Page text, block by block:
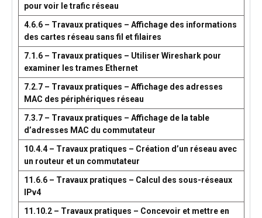
pour voir le trafic réseau
4.6.6 – Travaux pratiques – Affichage des informations
des cartes réseau sans fil et filaires
7.1.6 – Travaux pratiques – Utiliser Wireshark pour
examiner les trames Ethernet
7.2.7 – Travaux pratiques – Affichage des adresses
MAC des périphériques réseau
7.3.7 – Travaux pratiques – Affichage de la table
d’adresses MAC du commutateur
10.4.4 – Travaux pratiques – Création d’un réseau avec
un routeur et un commutateur
11.6.6 – Travaux pratiques – Calcul des sous-réseaux
IPv4
11.10.2 – Travaux pratiques – Concevoir et mettre en